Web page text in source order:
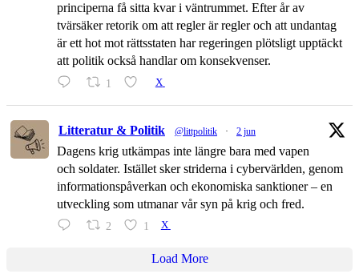
principerna få sitta kvar i väntrummet. Efter år av
tvärsäker retorik om att regler är regler och att undantag
är ett hot mot rättsstaten har regeringen plötsligt upptäckt
att politik också handlar om konsekvenser.
1 X
Litteratur & Politik @littpolitik · 2 jun
Dagens krig utkämpas inte längre bara med vapen
och soldater. Istället sker striderna i cybervärlden, genom
informationspåverkan och ekonomiska sanktioner – en
utveckling som utmanar vår syn på krig och fred.
2 1 X
Load More